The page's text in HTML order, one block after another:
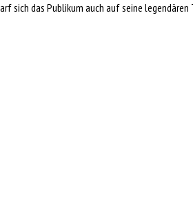
sich das Publikum auch auf seine